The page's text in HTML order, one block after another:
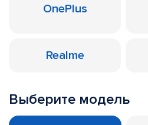
OnePlus
Realme
Выберите модель